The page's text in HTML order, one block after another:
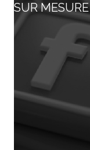
SUR MESURE